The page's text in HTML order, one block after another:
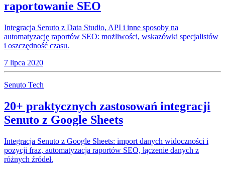
raportowanie SEO
Integracja Senuto z Data Studio, API i inne sposoby na
automatyzację raportów SEO: możliwości, wskazówki specjalistów
i oszczędność czasu.
7 lipca 2020
Senuto Tech
20+ praktycznych zastosowań integracji
Senuto z Google Sheets
Integracja Senuto z Google Sheets: import danych widoczności i
pozycji fraz, automatyzacja raportów SEO, łączenie danych z
różnych źródeł.